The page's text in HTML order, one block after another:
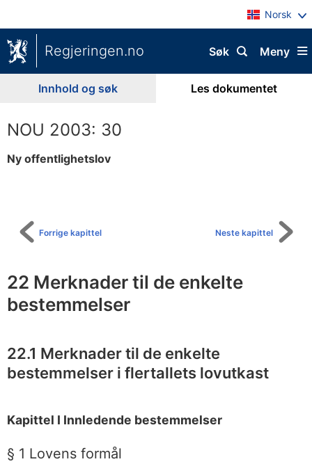
Norsk
Regjeringen.no Meny
Søk
Innhold og søk Les dokumentet
NOU 2003: 30
Ny offentlighetslov
Neste kapittel
Forrige kapittel
22 Merknader til de enkelte
bestemmelser
22.1 Merknader til de enkelte
bestemmelser i flertallets lovutkast
Kapittel I Innledende bestemmelser
§ 1 Lovens formål